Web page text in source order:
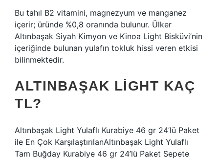
Bu tahıl B2 vitamini, magnezyum ve manganez
içerir; üründe %0,8 oranında bulunur. Ülker
Altınbaşak Siyah Kimyon ve Kinoa Light Bisküvi’nin
içeriğinde bulunan yulafın tokluk hissi veren etkisi
bilinmektedir.
ALTINBAŞAK LIGHT KAÇ
TL?
Altınbaşak Light Yulaflı Kurabiye 46 gr 24’lü Paket
ile En Çok KarşılaştırılanAltınbaşak Light Yulaflı
Tam Buğday Kurabiye 46 gr 24’lü Paket Sepete